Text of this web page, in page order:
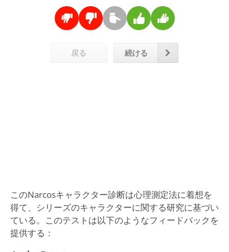
戻る 続ける
このNarcosキャラクター診断は心理測定法に着想を
得て、シリーズのキャラクターに関する研究に基づい
ている。このテストは以下のようなフィードバックを
提供する：